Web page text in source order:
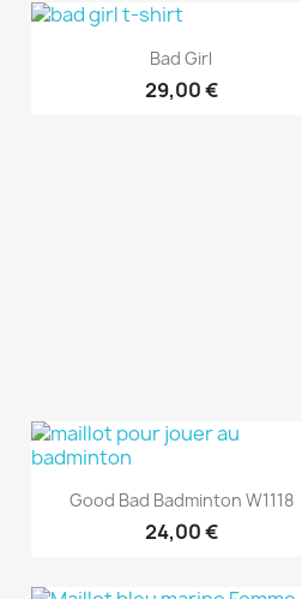
Aperçu rapide
Bad Girl
29,00 €
Aperçu rapide
Good Bad Badminton W1118
24,00 €